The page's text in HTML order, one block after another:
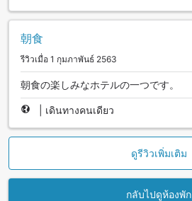
朝食
รีวิวเมื่อ 1 กุมภาพันธ์ 2563
朝食の楽しみなホテルの一つです。
เดินทางคนเดียว
ดูรีวิวเพิ่มเติม
กลับไปดูห้องพัก